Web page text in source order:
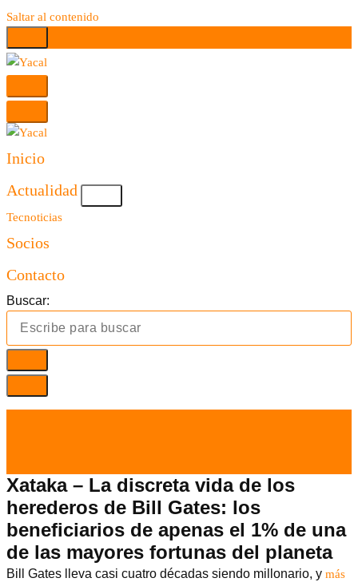
Saltar al contenido
Yacal micro hosting
Inicio
Actualidad
Tecnoticias
Socios
Contacto
Buscar:
Xataka – La discreta vida de los
herederos de Bill Gates: los
beneficiarios de apenas el 1% de una
de las mayores fortunas del planeta
Bill Gates lleva casi cuatro décadas siendo millonario, y más